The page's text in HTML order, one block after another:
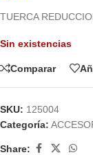
TUERCA
Sin existencias
Comparar
SKU: 125004
Categoría:
Share: